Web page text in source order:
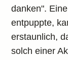
danken".
entpuppte,
erstaunlich,
solch einer